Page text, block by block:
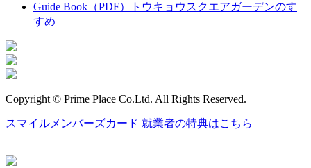
Guide Book（PDF）
トウキョウスクエアガーデンのす
すめ
Copyright © Prime Place Co.Ltd. All Rights Reserved.
スマイルメンバーズカード 就業者の特典はこちら